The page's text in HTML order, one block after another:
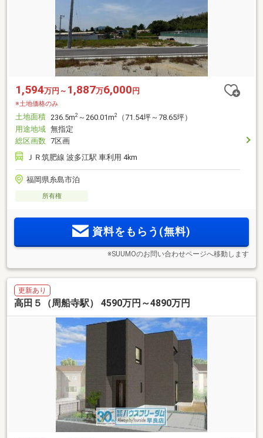
1,594万円～ 1,887万6,000 円
※土地価格のみ
土地面積 236.5m2 ～260.01m2
（71.54坪～78.65坪）
用途地域 無指定
総区画数 7区画
ＪＲ筑肥線 波多江駅 車利用 4km
福岡県糸島市泊
所有権
資料をもらう(無料)
※SUUMOのお問い合わせページへ移動します
更新あり
高田５（周船寺駅） 4590万円～4890万円